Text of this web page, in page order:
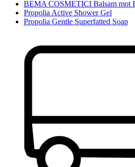
BEMA COSMETICI Balsam mot
Propolia Active Shower Gel
Propolia Gentle Superfatted Soap